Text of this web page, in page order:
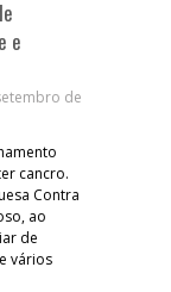
e
de
cancro.
Contra
ao
de
vários